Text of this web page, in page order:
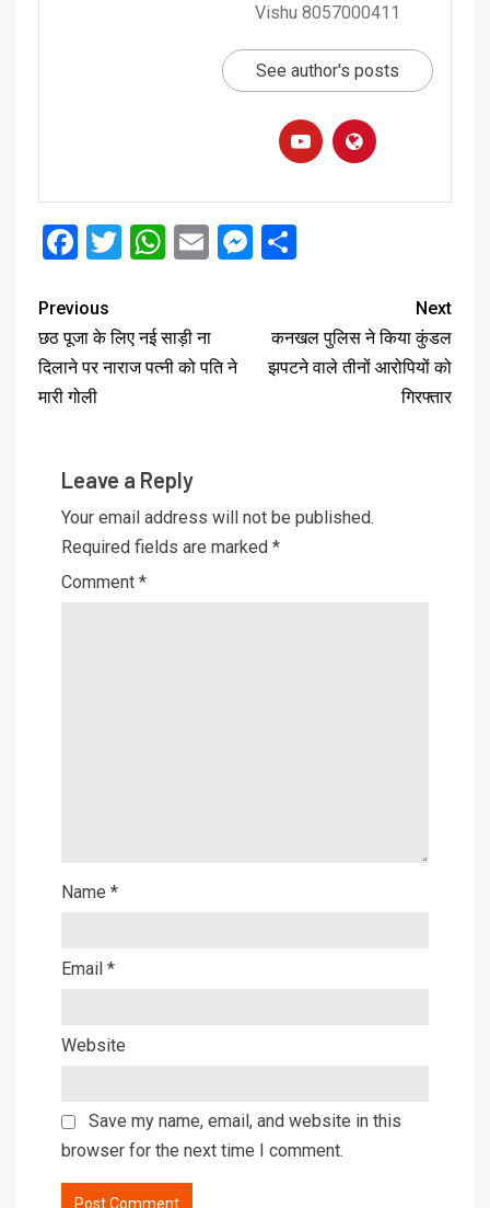
Vishu 8057000411
See author's posts
Facebook
Twitter
WhatsApp
EmailMessenger
Previous
छठ पूजा के लिए नई साड़ी ना
दिलाने पर नाराज पत्नी को पति ने
मारी गोली
Next
कनखल पुलिस ने किया कुंडल
झपटने वाले तीनों आरोपियों को
गिरफ्तार
Leave a Reply
Your email address will not be published.
Required fields are marked *
Comment *
Name *
Email *
Website
Save my name, email, and website in this
browser for the next time I comment.